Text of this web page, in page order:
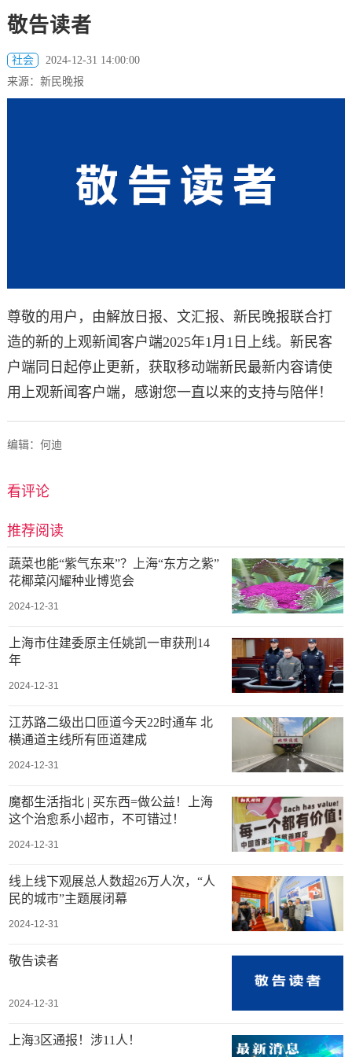
敬告读者
社会
2024-12-31 14:00:00
来源：新民晚报
尊敬的用户，由解放日报、文汇报、新民晚报联合打
造的新的上观新闻客户端2025年1月1日上线。新民客
户端同日起停止更新，获取移动端新民最新内容请使
用上观新闻客户端，感谢您一直以来的支持与陪伴！
编辑：何迪
看评论
推荐阅读
蔬菜也能“紫气东来”？上海“东方之紫”
花椰菜闪耀种业博览会
2024-12-31
上海市住建委原主任姚凯一审获刑14
年
2024-12-31
江苏路二级出口匝道今天22时通车 北
横通道主线所有匝道建成
2024-12-31
魔都生活指北 | 买东西=做公益！上海
这个治愈系小超市，不可错过！
2024-12-31
线上线下观展总人数超26万人次，“人
民的城市”主题展闭幕
2024-12-31
敬告读者
2024-12-31
上海3区通报！涉11人！